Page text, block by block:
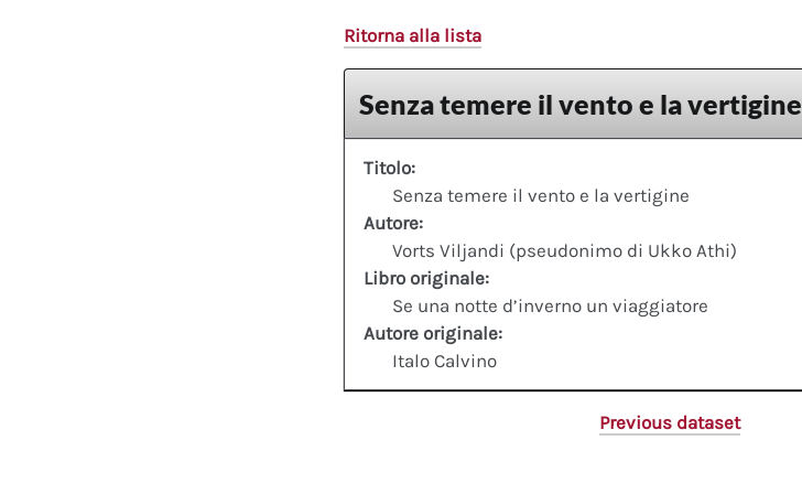
Ritorna alla lista
Senza temere il vento e la vertigine
Titolo:
Senza temere il vento e la vertigine
Autore:
Vorts Viljandi (pseudonimo di Ukko Athi)
Libro originale:
Se una notte d’inverno un viaggiatore
Autore originale:
Italo Calvino
Previous dataset